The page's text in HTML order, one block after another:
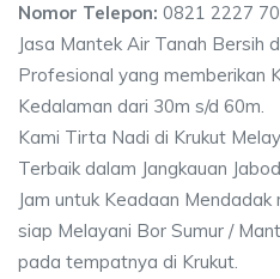
Nomor Telepon: 0821 2227
Jasa Mantek Air Tanah Bersih
Profesional yang memberikan
Kedalaman dari 30m s/d 60m.
Kami Tirta Nadi di Krukut
Terbaik dalam Jangkauan
Jam untuk Keadaan
siap Melayani Bor Sumur /
pada tempatnya di Krukut.